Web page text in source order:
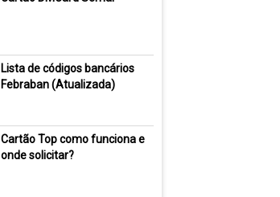
Lista de códigos bancários
Febraban (Atualizada)
Cartão Top como funciona e
onde solicitar?